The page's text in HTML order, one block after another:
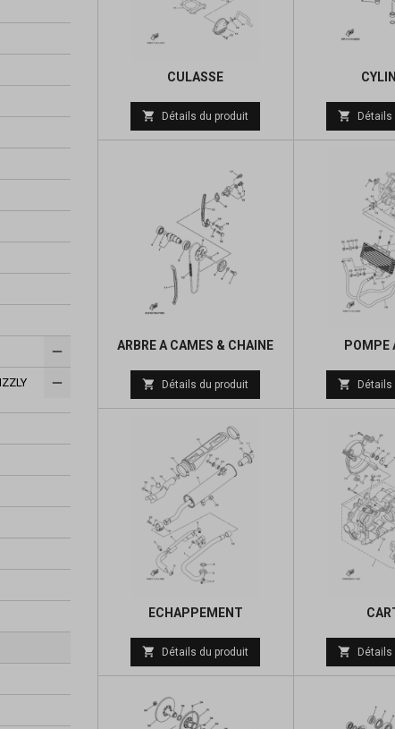
CULASSE
Prix
de
 Détails du produit 
ARBRE A CAMES & CHAINE
Prix
de
 Détails du produit
POMPE
 Détails
ECHAPPEMENT
Prix
de
 Détails du produit  Détails